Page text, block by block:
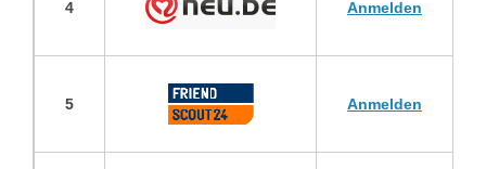
4 Anmelden
5 Anmelden